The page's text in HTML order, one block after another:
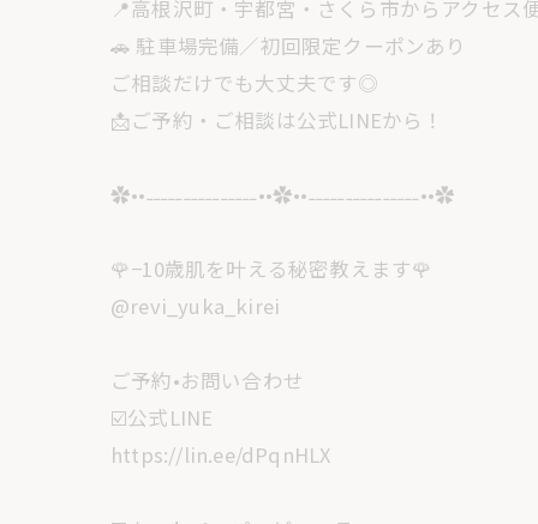
📍高根沢町・宇都宮・さくら市からアクセス
🚗 駐車場完備／初回限定クーポンあり
ご相談だけでも大丈夫です◎
📩ご予約・ご相談は公式LINEから！
✿••˗˗˗˗˗˗˗˗˗˗˗˗˗˗˗••✿••˗˗˗˗˗˗˗˗˗˗˗˗˗˗˗••✿
🌹−10歳肌を叶える秘密教えます🌹
@revi_yuka_kirei
ご予約•お問い合わせ
☑️公式LINE
https://lin.ee/dPqnHLX